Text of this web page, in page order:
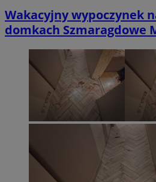
Wakacyjny wypoczynek
domkach Szmaragdowe